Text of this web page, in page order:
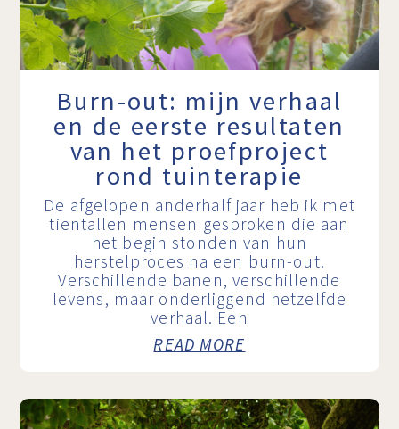
Burn-out: mijn verhaal
en de eerste resultaten
van het proefproject
rond tuinterapie
De afgelopen anderhalf jaar heb ik met
tientallen mensen gesproken die aan
het begin stonden van hun
herstelproces na een burn-out.
Verschillende banen, verschillende
levens, maar onderliggend hetzelfde
verhaal. Een
READ MORE